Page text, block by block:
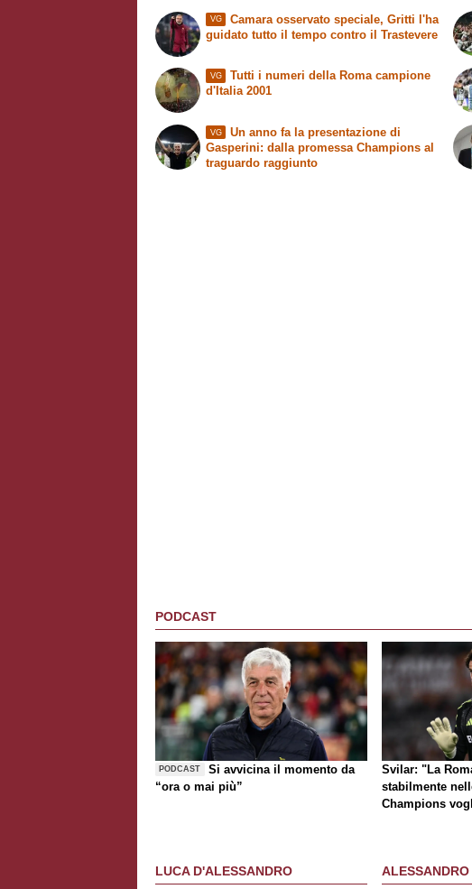
VG
Camara osservato speciale, Gritti l'ha
guidato tutto il tempo contro il Trastevere
VG
Tutti i numeri della Roma campione
d'Italia 2001
VG
Un anno fa la presentazione di
Gasperini: dalla promessa Champions al
traguardo raggiunto
PODCAST
PODCAST
Si avvicina il momento da
“ora o mai più”
Svilar: "La
stabilmente
Champions
LUCA D'ALESSANDRO